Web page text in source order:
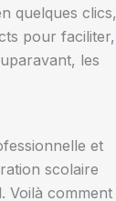
quelques clics,
pour faciliter,
les
et
scolaire
Voilà comment